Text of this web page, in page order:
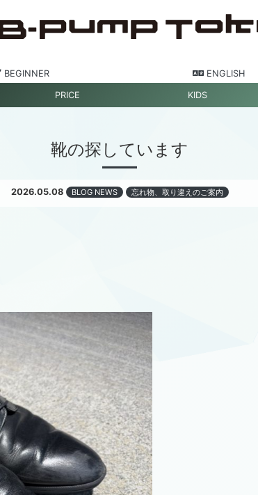
BEGINNER ENGLISH
PRICE KIDS
靴の探しています
2026.05.08 BLOG NEWS 忘れ物、取り違えのご案内